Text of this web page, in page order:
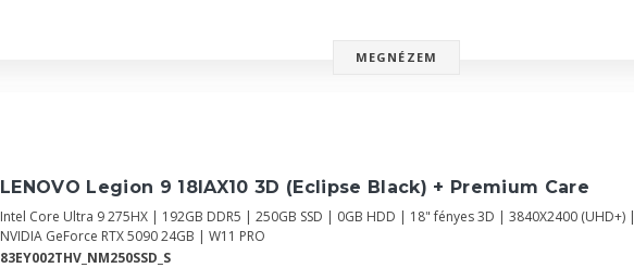
MEGNÉZEM
LENOVO Legion 9 18IAX10 3D (Eclipse Black) + Premium Care
Intel Core Ultra 9 275HX | 192GB DDR5 | 250GB SSD | 0GB HDD | 18" fényes 3D | 3840X2400 (UHD+) |
NVIDIA GeForce RTX 5090 24GB | W11 PRO
83EY002THV_NM250SSD_S